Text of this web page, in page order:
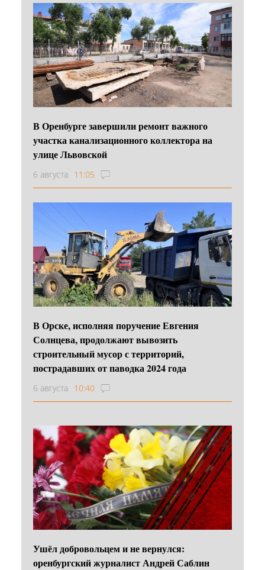
В Оренбурге завершили ремонт важного
участка канализационного коллектора на
улице Львовской
6 августа 11:05
В Орске, исполняя поручение Евгения
Солнцева, продолжают вывозить
строительный мусор с территорий,
пострадавших от паводка 2024 года
6 августа 10:40
Ушёл добровольцем и не вернулся:
оренбургский журналист Андрей Саблин